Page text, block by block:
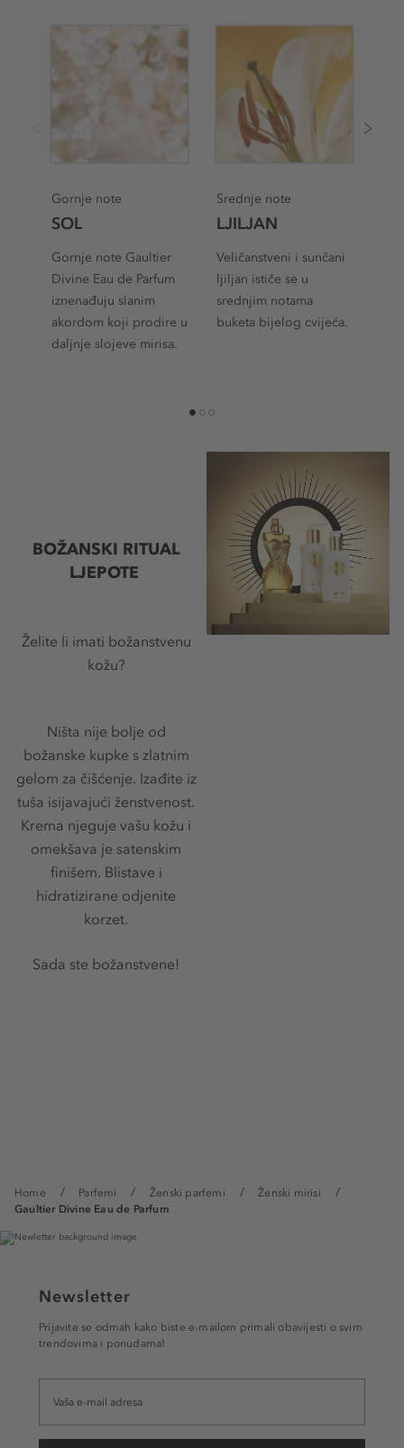
Home Parfemi Ženski parfemi
Ženski mirisi
Gaultier Divine Eau de Parfum
SOL
Gornje note
Gornje note Gaultier
Divine Eau de Parfum
iznenađuju slanim
akordom koji prodire u
daljnje slojeve mirisa.
LJILJAN
Srednje note
Veličanstveni i sunčani
ljiljan ističe se u
srednjim notama
buketa bijelog cvijeća.
BOŽANSKI RITUAL
LJEPOTE
Želite li imati božanstvenu
kožu?
Ništa nije bolje od
božanske kupke s zlatnim
gelom za čišćenje. Izađite iz
tuša isijavajući ženstvenost.
Krema njeguje vašu kožu i
omekšava je satenskim
finišem. Blistave i
hidratizirane odjenite
korzet.
Sada ste božanstvene!
Newsletter
Prijavite se odmah kako biste e-mailom primali obavijesti o svim
trendovima i ponudama!